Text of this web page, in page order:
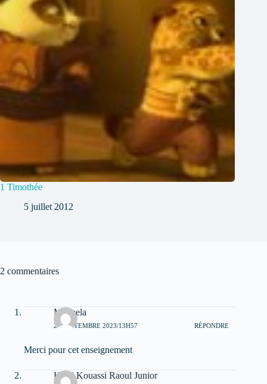
1 Timothée
5 juillet 2012
2 commentaires
Manuela
26 SEPTEMBRE 2023/13H57 RÉPONDRE
Merci pour cet enseignement
Koffi Kouassi Raoul Junior